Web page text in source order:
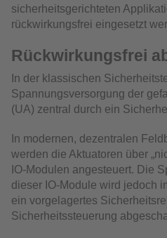
sicherheitsgerichteten
rückwirkungsfrei eingesetzt
Rückwirkungsfrei
In der klassischen
Spannungsversorgung der
(UA) zentral durch ein
In modernen, dezentralen
werden die Aktuatoren über
IO-Modulen angesteuert. Die
dieser IO-Module wird jedoch
ein vorgelagertes
Sicherheitssteuerung